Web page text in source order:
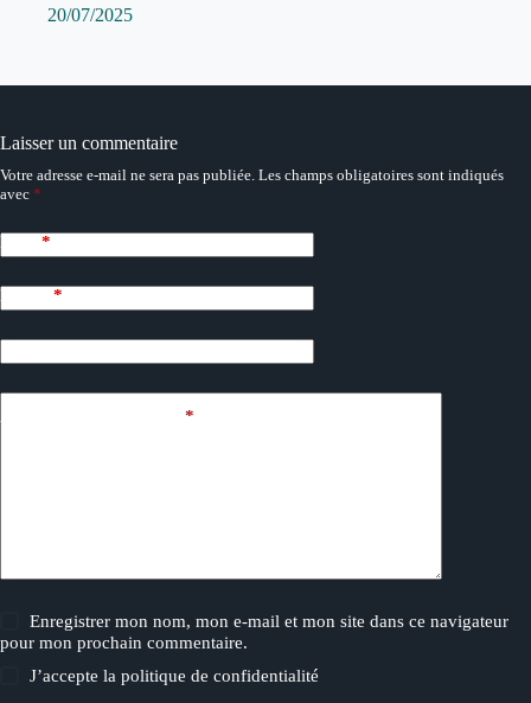
20/07/2025
Laisser un commentaire
Votre adresse e-mail ne sera pas publiée. Les champs obligatoires sont indiqués
avec *
Nom *
E-mail *
*
Enregistrer mon nom, mon e-mail et mon site dans ce navigateur
pour mon prochain commentaire.
J’accepte lapolitique de confidentialité